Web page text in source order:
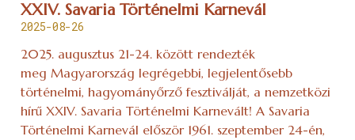
XXIV. Savaria Történelmi Karnevál
2025-08-26
2025. augusztus 21-24. között rendezték
meg Magyarország legrégebbi, legjelentősebb
történelmi, hagyományőrző fesztiválját, a nemzetközi
hírű XXIV. Savaria Történelmi Karnevált! A Savaria
Történelmi Karnevál először 1961. szeptember 24-én,